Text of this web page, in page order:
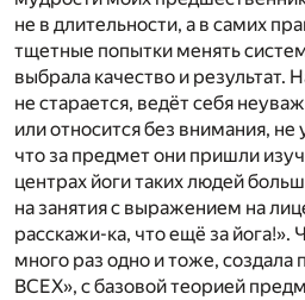
не в длительности, а в самих
тщетные попытки менять
выбрала качество и результат.
не старается, ведёт себя
или относится без внимания, не
что за предмет они пришли
центрах йоги таких людей
на занятия с выражением на
расскажи-ка, что ещё за йога!».
много раз одно и тоже,
ВСЕХ», с базовой теорией